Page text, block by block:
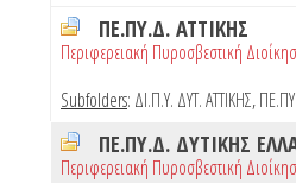
ΠΕ.ΠΥ.Δ. ΑΤΤΙΚΗΣ
Περιφερειακή Πυροσβεστική
Subfolders: ΔΙ.Π.Υ. ΔΥΤ. ΑΤΤΙΚΗΣ,
ΠΕ.ΠΥ.Δ. ΔΥΤΙΚΗΣ
Περιφερειακή Πυροσβεστική